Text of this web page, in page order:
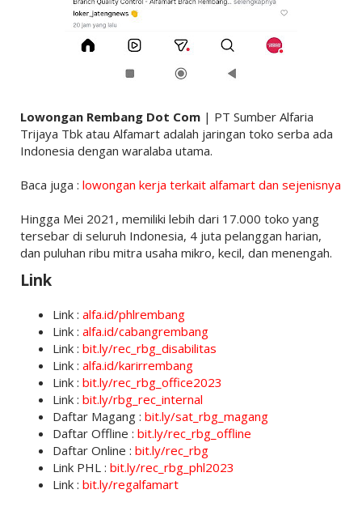
Lowongan Rembang Dot Com| PT Sumber Alfaria
Trijaya Tbk atau Alfamart adalah jaringan toko serba ada
Indonesia dengan waralaba utama.
Baca juga : lowongan kerja terkait alfamart dan sejenisnya
Hingga Mei 2021, memiliki lebih dari 17.000 toko yang
tersebar di seluruh Indonesia, 4 juta pelanggan harian,
dan puluhan ribu mitra usaha mikro, kecil, dan menengah.
Link
Link : alfa.id/phlrembang
Link : alfa.id/cabangrembang
Link : bit.ly/rec_rbg_disabilitas
Link : alfa.id/karirrembang
Link : bit.ly/rec_rbg_office2023
Link : bit.ly/rbg_rec_internal
Daftar Magang : bit.ly/sat_rbg_magang
Daftar Offline : bit.ly/rec_rbg_offline
Daftar Online : bit.ly/rec_rbg
Link PHL : bit.ly/rec_rbg_phl2023
Link : bit.ly/regalfamart